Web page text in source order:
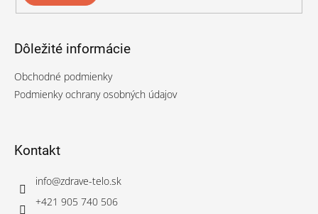
Dôležité informácie
Obchodné podmienky
Podmienky ochrany osobných údajov
Kontakt
info@zdrave-telo.sk
+421 905 740 506